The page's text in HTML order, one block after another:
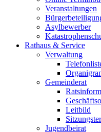
Veranstaltungen
Asylbewerber
Rathaus & Service
Verwaltung
Gemeinderat
Leitbild
Jugendbeirat